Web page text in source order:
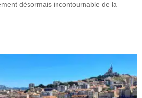
désormais incontournable de la